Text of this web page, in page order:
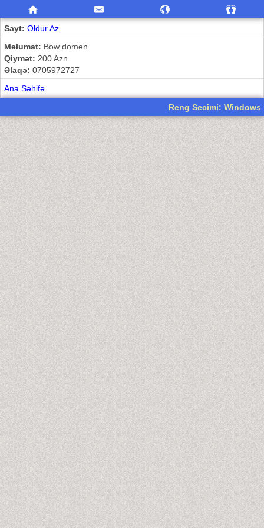
Sayt: Oldur.Az
Məlumat: Bow domen
Qiymət: 200 Azn
Əlaqə: 0705972727
Ana Səhifə
Reng Secimi: Windows